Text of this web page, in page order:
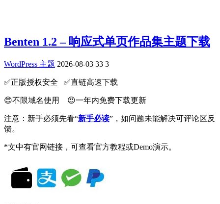
Benten 1.2 – 响应式单页作品集主题下载
WordPress 主题 2026-08-03 33 3
✅️正版授权安全 ✅️直链高速下载
😍不限域名使用 😍一年内免费下载更新
注意：新手必须先看“新手必读”，如问题未能解决可评论区反
馈。
*文中有官网链接，可查看官方教程或Demo演示。